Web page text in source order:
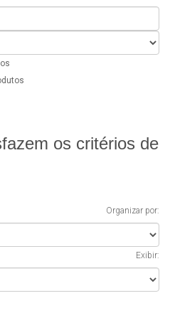
os critérios de
Organizar por:
Exibir: